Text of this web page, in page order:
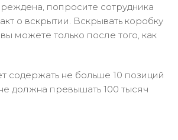
попросите сотрудника
о вскрытии. Вскрывать коробку
можете только после того, как
содержать не больше 10 позиций
должна превышать 100 тысяч